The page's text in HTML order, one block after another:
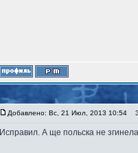
Добавлено: Вс, 21 Июл, 2013 10:54
Исправил. А ще польска не